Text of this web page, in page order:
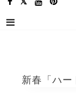
新春「ハー